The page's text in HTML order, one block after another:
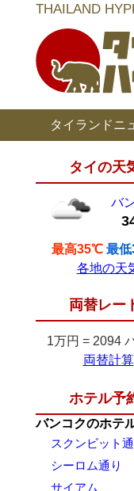
THAILAND
タイランドニ
タイの天
バ
最高35℃ 最
各地の天
両替レー
1万円 = 2094
両替計算
ホテル予
バンコクのホテ
スクンビット
シーロム通り
サイアム